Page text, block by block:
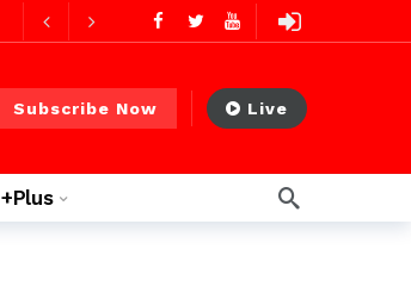
Subscribe Now Live
+Plus